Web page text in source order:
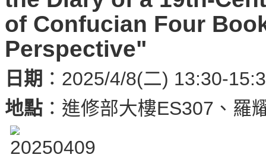
of Confucian Four
Perspective"
日期 ：2025/4/8(二) 13:30-
地點 ： 進修部大樓ES307、羅